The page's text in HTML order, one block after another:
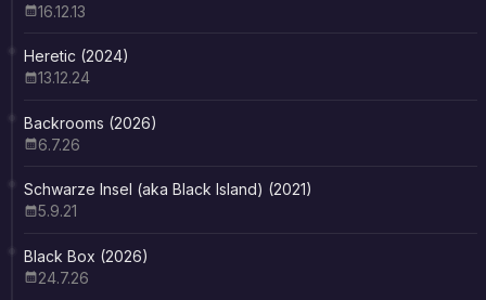
16.12.13
Heretic (2024)
13.12.24
Backrooms (2026)
6.7.26
Schwarze Insel (aka Black Island) (2021)
5.9.21
Black Box (2026)
24.7.26